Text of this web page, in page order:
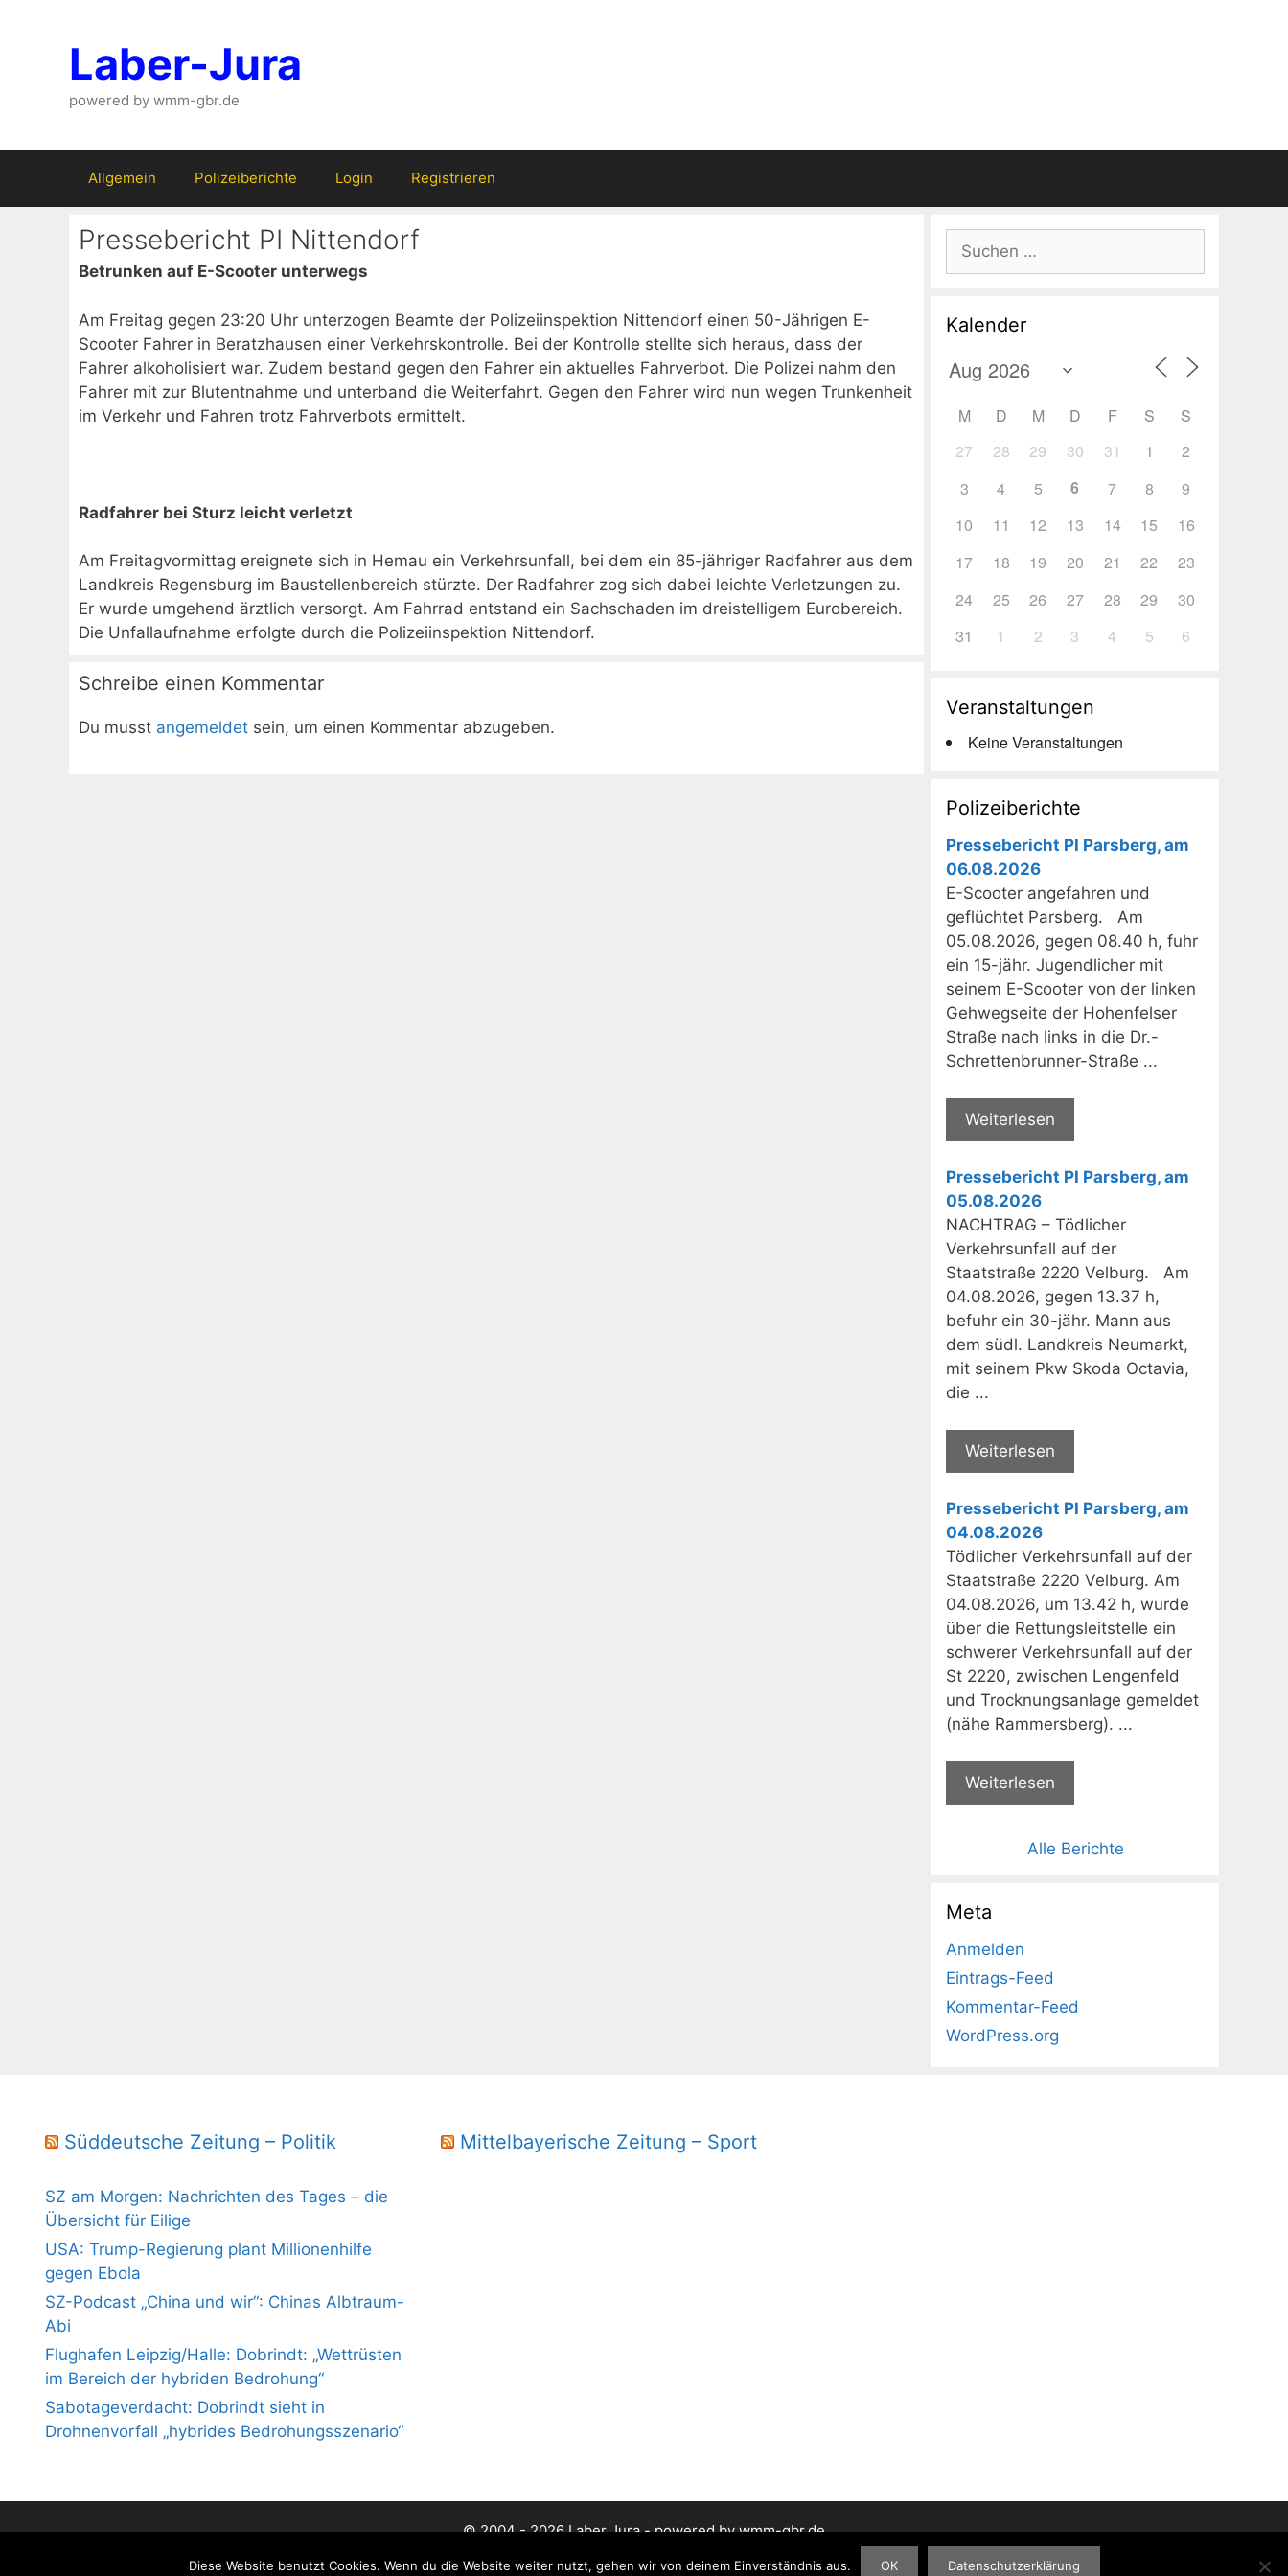
Laber-Jura
powered by wmm-gbr.de
Allgemein Polizeiberichte Login Registrieren
Pressebericht PI Nittendorf
Betrunken auf E-Scooter unterwegs
Am Freitag gegen 23:20 Uhr unterzogen Beamte der Polizeiinspektion Nittendorf einen 50-Jährigen E-
Scooter Fahrer in Beratzhausen einer Verkehrskontrolle. Bei der Kontrolle stellte sich heraus, dass der
Fahrer alkoholisiert war. Zudem bestand gegen den Fahrer ein aktuelles Fahrverbot. Die Polizei nahm den
Fahrer mit zur Blutentnahme und unterband die Weiterfahrt. Gegen den Fahrer wird nun wegen Trunkenheit
im Verkehr und Fahren trotz Fahrverbots ermittelt.
Radfahrer bei Sturz leicht verletzt
Am Freitagvormittag ereignete sich in Hemau ein Verkehrsunfall, bei dem ein 85-jähriger Radfahrer aus dem
Landkreis Regensburg im Baustellenbereich stürzte. Der Radfahrer zog sich dabei leichte Verletzungen zu.
Er wurde umgehend ärztlich versorgt. Am Fahrrad entstand ein Sachschaden im dreistelligem Eurobereich.
Die Unfallaufnahme erfolgte durch die Polizeiinspektion Nittendorf.
Schreibe einen Kommentar
Du musst angemeldet sein, um einen Kommentar abzugeben.
Suchen
nach:
Kalender
M D M D F S
S
27
28 29 30 31 1
2
3
4 5 6 7 8
9
10
11 12 13 14 15
16
17
18 19 20 21 22
23
24
25 26 27 28 29
30
31
1 2 3 4 5 6
Veranstaltungen
Keine Veranstaltungen
Polizeiberichte
Pressebericht PI Parsberg, am
06.08.2026
E-Scooter angefahren und
geflüchtet Parsberg. Am
05.08.2026, gegen 08.40 h, fuhr
ein 15-jähr. Jugendlicher mit
seinem E-Scooter von der linken
Gehwegseite der Hohenfelser
Straße nach links in die Dr.-
Schrettenbrunner-Straße ...
Weiterlesen
Pressebericht PI Parsberg, am
05.08.2026
NACHTRAG – Tödlicher
Verkehrsunfall auf der
Staatstraße 2220 Velburg. Am
04.08.2026, gegen 13.37 h,
befuhr ein 30-jähr. Mann aus
dem südl. Landkreis Neumarkt,
mit seinem Pkw Skoda Octavia,
die ...
Weiterlesen
Pressebericht PI Parsberg, am
04.08.2026
Tödlicher Verkehrsunfall auf der
Staatstraße 2220 Velburg. Am
04.08.2026, um 13.42 h, wurde
über die Rettungsleitstelle ein
schwerer Verkehrsunfall auf der
St 2220, zwischen Lengenfeld
und Trocknungsanlage gemeldet
(nähe Rammersberg). ...
Weiterlesen
Alle Berichte
Meta
Anmelden
Eintrags-Feed
Kommentar-Feed
WordPress.org
Süddeutsche Zeitung – Politik
SZ am Morgen: Nachrichten des Tages – die
Übersicht für Eilige
USA: Trump-Regierung plant Millionenhilfe
gegen Ebola
SZ-Podcast „China und wir“: Chinas Albtraum-
Abi
Flughafen Leipzig/Halle: Dobrindt: „Wettrüsten
im Bereich der hybriden Bedrohung“
Sabotageverdacht: Dobrindt sieht in
Drohnenvorfall „hybrides Bedrohungsszenario“
Mittelbayerische Zeitung – Sport
© 2004 - 2026 Laber Jura - powered by wmm-gbr.de
Diese Website benutzt Cookies. Wenn du die Website weiter nutzt, gehen wir von deinem Einverständnis aus. OK Datenschutzerklärung